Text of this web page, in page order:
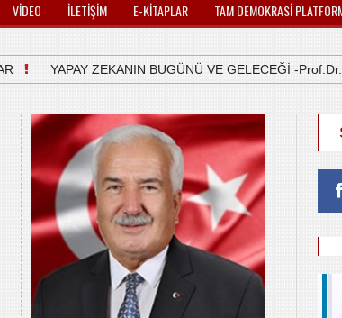
VİDEO İLETİŞİM E-KİTAPLAR TAM DEMOKRASİ
YAPAY ZEKANIN BUGÜNÜ VE GELECEĞİ -Prof.Dr.